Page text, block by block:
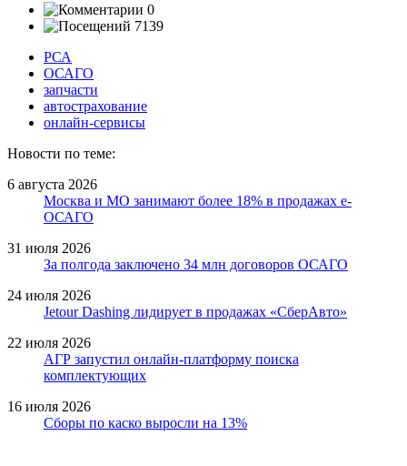
0
7139
РСА
ОСАГО
запчасти
автострахование
онлайн-сервисы
Новости по теме:
6 августа 2026
Москва и МО занимают более 18% в продажах е-
ОСАГО
31 июля 2026
За полгода заключено 34 млн договоров ОСАГО
24 июля 2026
Jetour Dashing лидирует в продажах «СберАвто»
22 июля 2026
АГР запустил онлайн-платформу поиска
комплектующих
16 июля 2026
Сборы по каско выросли на 13%